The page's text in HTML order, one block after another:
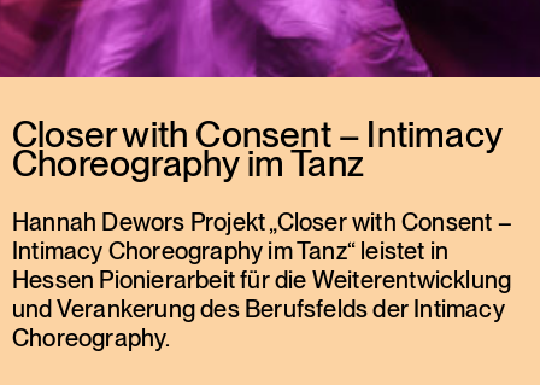
Closer with Consent – Intimacy
Choreography im Tanz
Hannah Dewors Projekt „Closer with Consent –
Intimacy Choreography im Tanz“ leistet in
Hessen Pionierarbeit für die Weiterentwicklung
und Verankerung des Berufsfelds der Intimacy
Choreography.